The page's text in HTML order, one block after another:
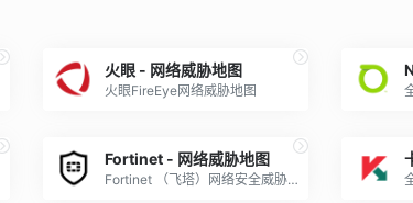
火眼 - 网络威胁地图
火眼FireEye网络威胁地图
Fortinet - 网络威胁地图
Fortinet （飞塔）网络安全威胁地图